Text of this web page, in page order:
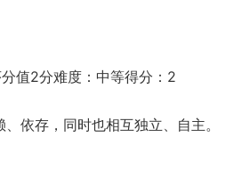
值2分难度：中等得分：2
依存，同时也相互独立、自主。